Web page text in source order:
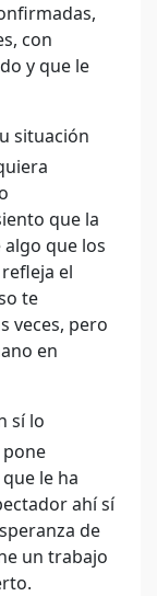
con
y que le
situación
que la
que los
el
te
veces, pero
en
sí lo
pone
le ha
ahí sí
de
un trabajo